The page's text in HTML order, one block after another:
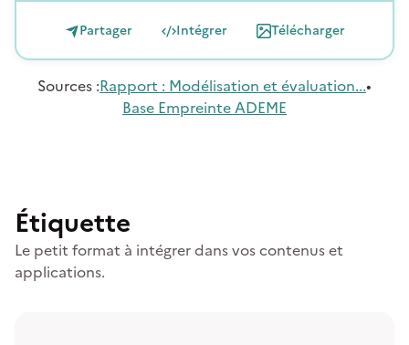
Partager Intégrer Télécharger
Sources :Rapport : Modélisation et évaluation...•
Base Empreinte ADEME
Étiquette
Le petit format à intégrer dans vos contenus et
applications.